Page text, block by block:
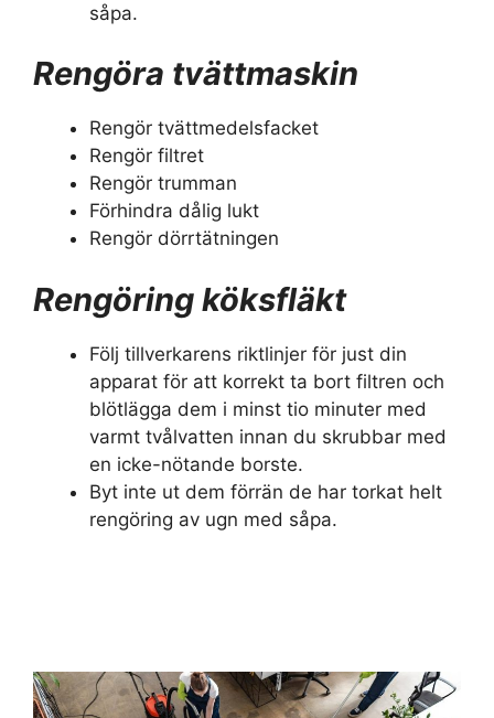
såpa.
Rengöra tvättmaskin
Rengör tvättmedelsfacket
Rengör filtret
Rengör trumman
Förhindra dålig lukt
Rengör dörrtätningen
Rengöring köksfläkt
Följ tillverkarens riktlinjer för just din
apparat för att korrekt ta bort filtren och
blötlägga dem i minst tio minuter med
varmt tvålvatten innan du skrubbar med
en icke-nötande borste.
Byt inte ut dem förrän de har torkat helt
rengöring av ugn med såpa.